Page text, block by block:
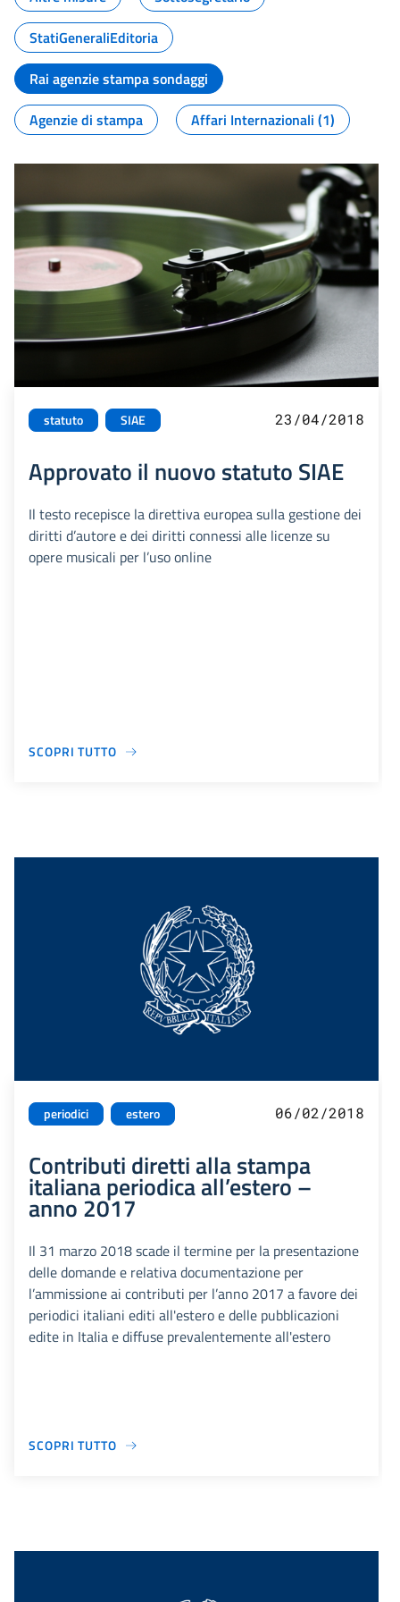
StatiGeneraliEditoria
Rai agenzie stampa sondaggi
Agenzie di stampa
Affari Internazionali (1)
statuto SIAE 23/04/2018
Approvato il nuovo statuto SIAE
Il testo recepisce la direttiva europea sulla gestione dei
diritti d’autore e dei diritti connessi alle licenze su
opere musicali per l’uso online
SCOPRI TUTTO
periodici estero 06/02/2018
Contributi diretti alla stampa
italiana periodica all’estero –
anno 2017
Il 31 marzo 2018 scade il termine per la presentazione
delle domande e relativa documentazione per
l’ammissione ai contributi per l’anno 2017 a favore dei
periodici italiani editi all'estero e delle pubblicazioni
edite in Italia e diffuse prevalentemente all'estero
SCOPRI TUTTO